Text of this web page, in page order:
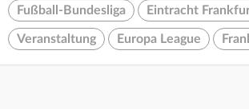
Fußball-Bundesliga Eintracht
Veranstaltung Europa League